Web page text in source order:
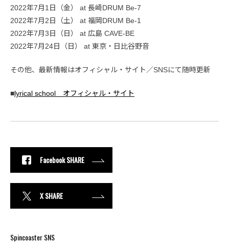
2022年7月1日（金） at 長崎DRUM Be-7
2022年7月2日（土） at 福岡DRUM Be-1
2022年7月3日（日） at 広島 CAVE-BE
2022年7月24日（日） at 東京・日比谷野音
その他、最新情報はオフィシャル・サイト／SNSにて随時更新
■lyrical school オフィシャル・サイト
Facebook SHARE
X SHARE
Spincoaster SNS